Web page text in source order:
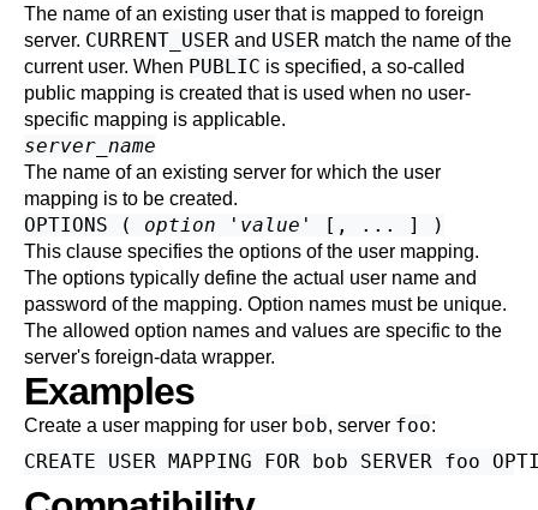
The name of an existing user that is mapped to foreign
server. CURRENT_USER and USER match the name of the
current user. When PUBLIC is specified, a so-called
public mapping is created that is used when no user-
specific mapping is applicable.
server_name
The name of an existing server for which the user
mapping is to be created.
OPTIONS ( option ' value ' [, ... ] )
This clause specifies the options of the user mapping.
The options typically define the actual user name and
password of the mapping. Option names must be unique.
The allowed option names and values are specific to the
server's foreign-data wrapper.
Examples
Create a user mapping for user bob, server foo: